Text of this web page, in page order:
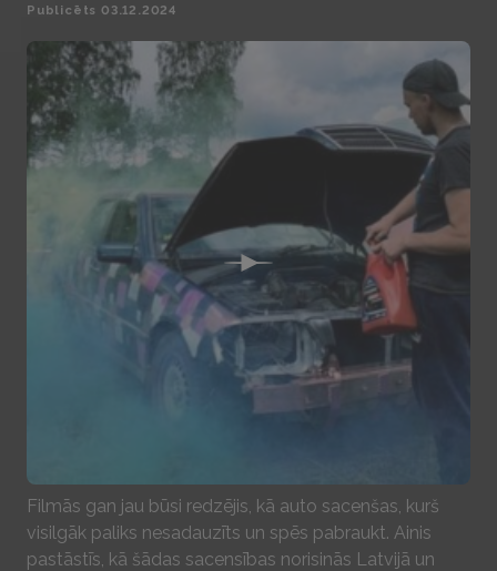
Play
Filmās gan jau būsi redzējis, kā auto sacenšas, kurš
visilgāk paliks nesadauzīts un spēs pabraukt. Ainis
pastāstīs, kā šādas sacensības norisinās Latvijā un
Publicēts 03.12.2024